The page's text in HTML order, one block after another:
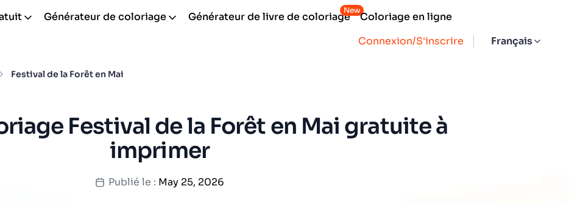
Connexion/S'inscrire Français
Générateur de coloriage Générateur de livre de coloriage
New
Coloriage en ligne
Festival de la Forêt en Mai
Festival de la Forêt en Mai gratuite à
imprimer
Publié le : May 25, 2026